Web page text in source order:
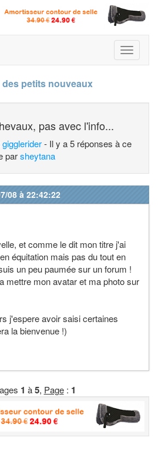
Toggle
des petits nouveaux
pas avec l'info...
gigglerider- Il y a 5 réponses à ce
parsheytana
08 à 22:42:22
et comme le dit mon titre j'ai
équitation mais pas du tout en
un peu paumée sur un forum !
mettre mon avatar et ma photo sur
j'espere avoir saisi certaines
la bienvenue !)
1 à5, Page: 1